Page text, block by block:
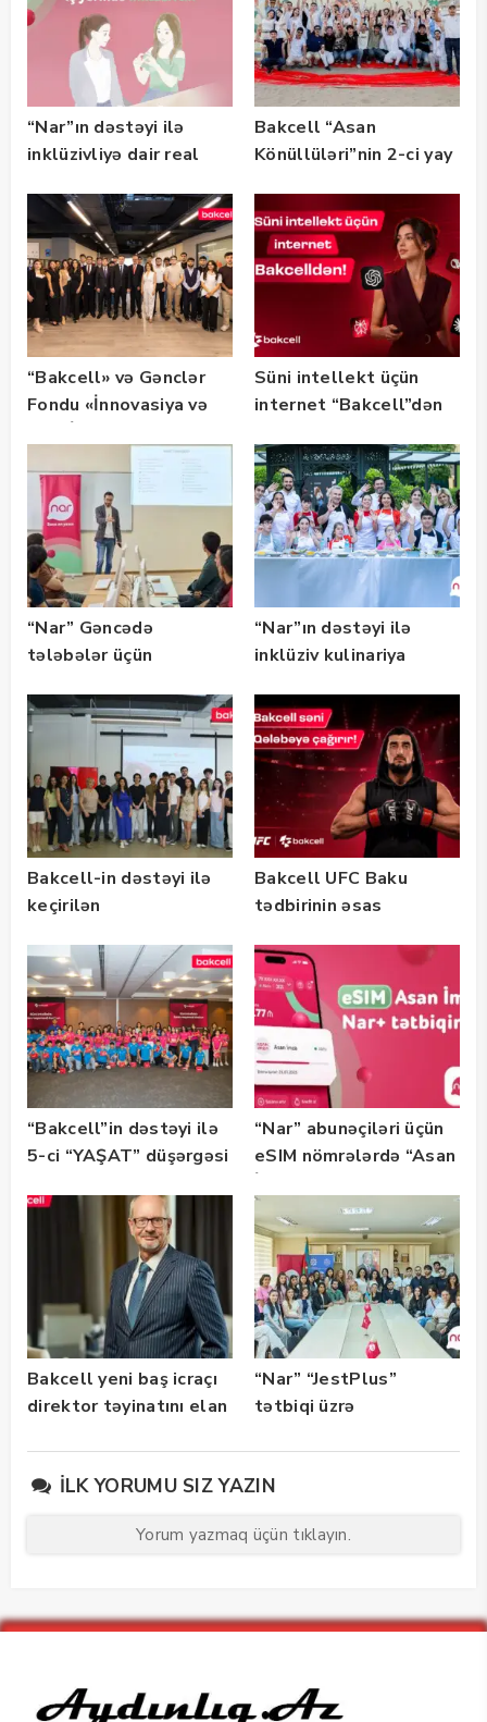
“Nar”ın dəstəyi ilə
inklüzivliyə dair real
təqdim edilir
Bakcell “Asan
Könüllüləri”nin 2-ci yay
olub — FOTO
“Bakcell» və Gənclər
Fondu «İnnovasiya və
təqaüd proqramının
qalibləri ilə görüş
keçirib
Süni intellekt üçün
internet “Bakcell”dən
“Nar” Gəncədə
tələbələr üçün
təlimləri təşkil edib
“Nar”ın dəstəyi ilə
inklüziv kulinariya
keçirilib — Fotolar
Bakcell-in dəstəyi ilə
keçirilən
Bootcamp” başladı
Bakcell UFC Baku
tədbirinin əsas
“Bakcell”in dəstəyi ilə
5-ci “YAŞAT” düşərgəsi
“Nar” abunəçiləri üçün
eSIM nömrələrdə “Asan
istifadəyə verildi
Bakcell yeni baş icraçı
direktor təyinatını elan
“Nar” “JestPlus”
tətbiqi üzrə
İLK YORUMU SIZ YAZIN
Yorum yazmaq üçün tıklayın.